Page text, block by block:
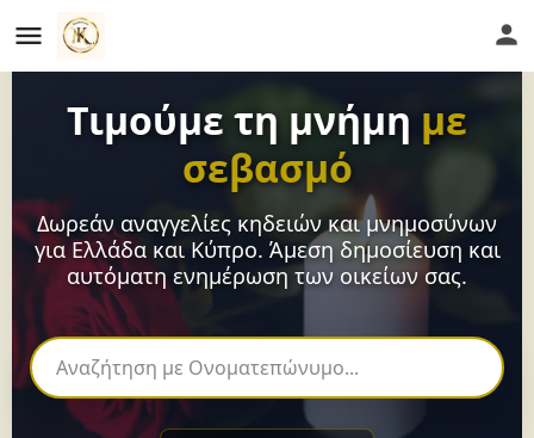
Τιμούμε τη μνήμη με
σεβασμό
Δωρεάν αναγγελίες κηδειών και μνημοσύνων
για Ελλάδα και Κύπρο. Άμεση δημοσίευση και
αυτόματη ενημέρωση των οικείων σας.